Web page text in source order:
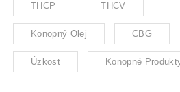
THCP THCV
Konopný Olej CBG
Úzkost Konopné